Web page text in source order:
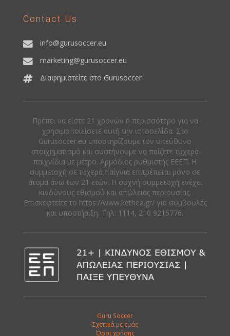
Contact Us
info@gurusoccer.eu
marketing@gurusoccer.eu
Διαφημιστείτε στο Gurusoccer
Πρέπει να είστε 21 χρονών ή περισσότερο για να
χρησιμοποιείσετε αυτή την ιστοσελίδα. Στο
Gurusoccer.eu υποστηρίζουμε τον υπεύθυνο
στοιχηματισμό και συστήνουμε να παίζετε τυχερά
παιχνίδια με μέτρο. Αρμόδιος ρυθμιστής ΕΕΕΠ. Η
συμμετοχή σε τυχερά παίγνια επιτρέπεται μόνο σε
άτομα άνω των 21 ετών. Η συχνή συμμετοχή ενέχει
κινδύνους εθισμού και απώλειας περιουσίας.
Eπισκεφτείτε το https://www.kethea.gr/ για συμβουλές
και υποστήριξη. Tηλ: 1114, 210 9215776.
Guru Soccer
Σχετικά με εμάς
Όροι χρήσης